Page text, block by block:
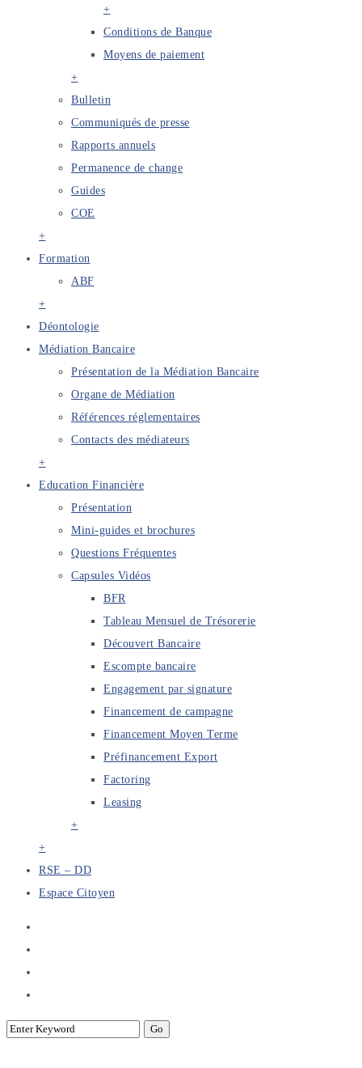
+
Conditions de Banque
Moyens de paiement
+
Bulletin
Communiqués de presse
Rapports annuels
Permanence de change
Guides
COE
+
Formation
ABF
+
Déontologie
Médiation Bancaire
Présentation de la Médiation Bancaire
Organe de Médiation
Références réglementaires
Contacts des médiateurs
+
Education Financière
Présentation
Mini-guides et brochures
Questions Fréquentes
Capsules Vidéos
BFR
Tableau Mensuel de Trésorerie
Découvert Bancaire
Escompte bancaire
Engagement par signature
Financement de campagne
Financement Moyen Terme
Préfinancement Export
Factoring
Leasing
+
+
RSE – DD
Espace Citoyen